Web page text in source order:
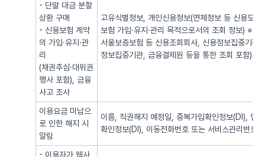
- 단말 대금 분할
상환 구매
- 신용보험 계약
의 가입·유지·관
리
(채권추심·대위권
행사 포함), 금융
사고 조사
고유식별정보, 개인신용정보(연체정보 등 신용도
보험 가입·유지·관리 목적으로서의 조회 정보) ※
서울보증보험 등 신용조회회사, 신용정보집중기관
정보집중기관, 금융결제원 등을 통한 조회 포함)로
이용요금 미납으
로 인한 해지 시
알림
이름, 직권해지 예정일, 중복가입확인정보(DI), 연
확인정보(DI), 이동전화번호 또는 서비스관리번호
- 이용자가 웹사